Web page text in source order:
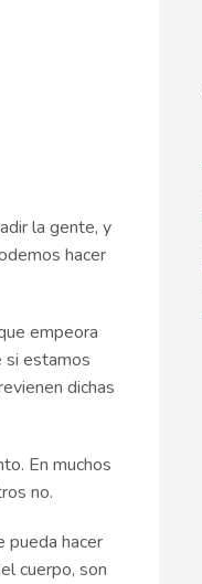
la gente, y
hacer
empeora
si estamos
dichas
En muchos
no.
pueda hacer
cuerpo, son